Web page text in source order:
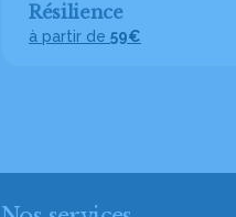
Résilience
à partir de 59€